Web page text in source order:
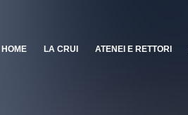
HOME LA CRUI ATENEI E RETTORI